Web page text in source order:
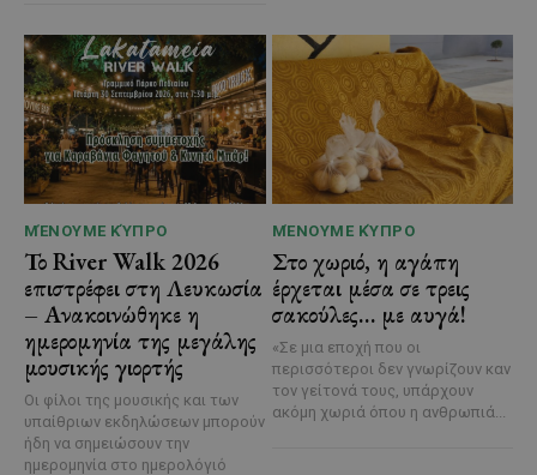
ΜΈΝΟΥΜΕ ΚΎΠΡΟ
Το River Walk 2026
επιστρέφει στη Λευκωσία
– Ανακοινώθηκε η
ημερομηνία της μεγάλης
μουσικής γιορτής
Οι φίλοι της μουσικής και των
υπαίθριων εκδηλώσεων μπορούν
ήδη να σημειώσουν την
ημερομηνία στο ημερολόγιό
ΜΈΝΟΥΜΕ ΚΎΠΡΟ
Στο χωριό, η αγάπη
έρχεται μέσα σε τρεις
σακούλες… με αυγά!
«Σε μια εποχή που οι
περισσότεροι δεν γνωρίζουν καν
τον γείτονά τους, υπάρχουν
ακόμη χωριά όπου η ανθρωπιά...